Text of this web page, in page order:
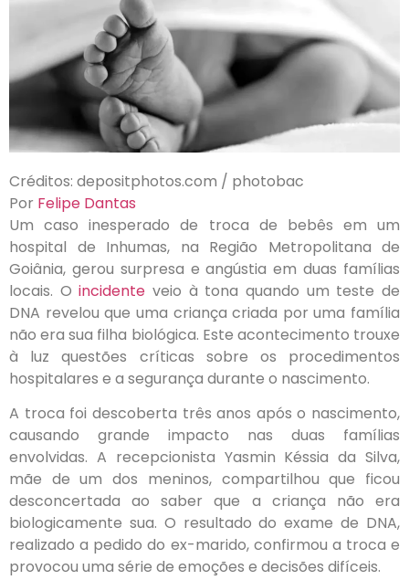
Créditos: depositphotos.com / photobac
Por Felipe Dantas
Um caso inesperado de troca de bebês em um
hospital de Inhumas, na Região Metropolitana de
Goiânia, gerou surpresa e angústia em duas famílias
locais. Oincidenteveio à tona quando um teste de
DNA revelou que uma criança criada por uma família
não era sua filha biológica. Este acontecimento trouxe
à luz questões críticas sobre os procedimentos
hospitalares e a segurança durante o nascimento.
A troca foi descoberta três anos após o nascimento,
causando grande impacto nas duas famílias
envolvidas. A recepcionista Yasmin Késsia da Silva,
mãe de um dos meninos, compartilhou que ficou
desconcertada ao saber que a criança não era
biologicamente sua. O resultado do exame de DNA,
realizado a pedido do ex-marido, confirmou a troca e
provocou uma série de emoções e decisões difíceis.